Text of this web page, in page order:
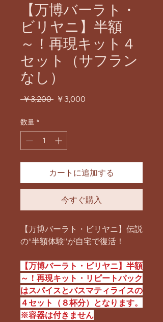
【万博バーラト・
ビリヤニ】半額
～！再現キット４
セット（サフラン
なし）
￥3,200 通
格
￥3,000
数量 *
カートに追加する
今すぐ購入
【万博バーラト・ビリヤニ】伝説
の“半額体験”が自宅で復活！
【万博バーラト・ビリヤニ】半額
～！再現キット・リピートパック
はスパイスとバスマティライスの
４セット（８杯分）となります。
※容器は付きません